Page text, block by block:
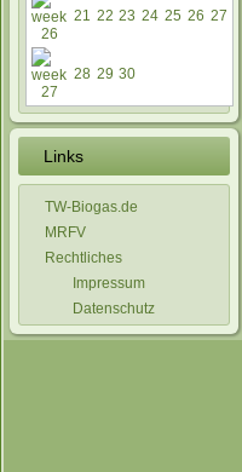
21 22 23 24 25 26 27
28 29 30
Links
TW-Biogas.de
MRFV
Rechtliches
Impressum
Datenschutz